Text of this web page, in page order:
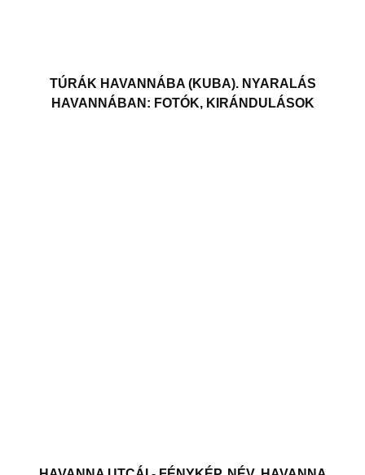
TÚRÁK HAVANNÁBA (KUBA). NYARALÁS
HAVANNÁBAN: FOTÓK, KIRÁNDULÁSOK